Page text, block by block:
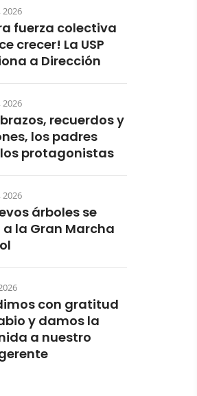
2026
fuerza colectiva
crecer! La USP
a Dirección
2026
recuerdos y
los padres
protagonistas
2026
árboles se
la Gran Marcha
con gratitud
y damos la
a nuestro